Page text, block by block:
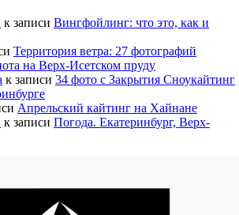
к записи Вингфойлинг: что это, как и
Территория ветра: 27 фотографий
на Верх-Исетском пруду
к записи 34 фото с Закрытия Сноукайтинг
Апрельский кайтинг на Хайнане
к записи Погода. Екатеринбург, Верх-